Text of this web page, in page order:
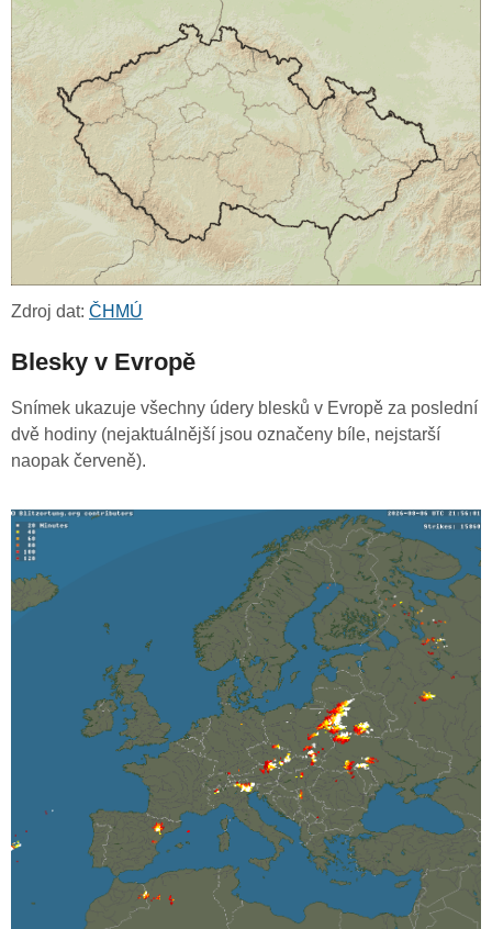
Zdroj dat: ČHMÚ
Blesky v Evropě
Snímek ukazuje všechny údery blesků v Evropě za poslední
dvě hodiny (nejaktuálnější jsou označeny bíle, nejstarší
naopak červeně).